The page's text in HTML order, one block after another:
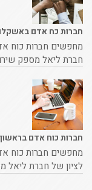
חברות כח אדם
מחפשים חברות כוח
חברת ליאל מספק
חברות כוח אדם בראשון
מחפשים חברות כוח
לציון של חברת ליאל